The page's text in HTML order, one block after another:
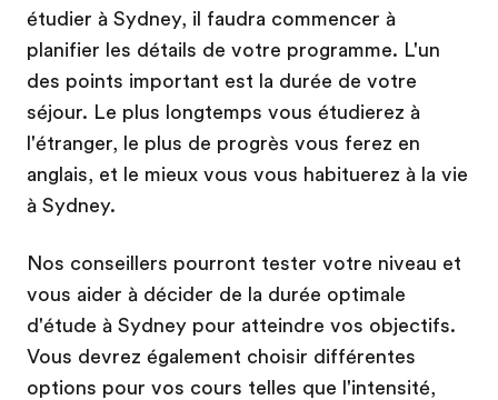
étudier à Sydney, il faudra commencer à
planifier les détails de votre programme. L'un
des points important est la durée de votre
séjour. Le plus longtemps vous étudierez à
l'étranger, le plus de progrès vous ferez en
anglais, et le mieux vous vous habituerez à la vie
à Sydney.
Nos conseillers pourront tester votre niveau et
vous aider à décider de la durée optimale
d'étude à Sydney pour atteindre vos objectifs.
Vous devrez également choisir différentes
options pour vos cours telles que l'intensité,